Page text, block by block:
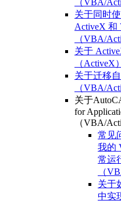
关于同时
ActiveX 和
（VBA/
关于
（ActiveX
关于迁移
（VBA/
关于
for
（VBA/
常见
我的
常运
（
关于
中实